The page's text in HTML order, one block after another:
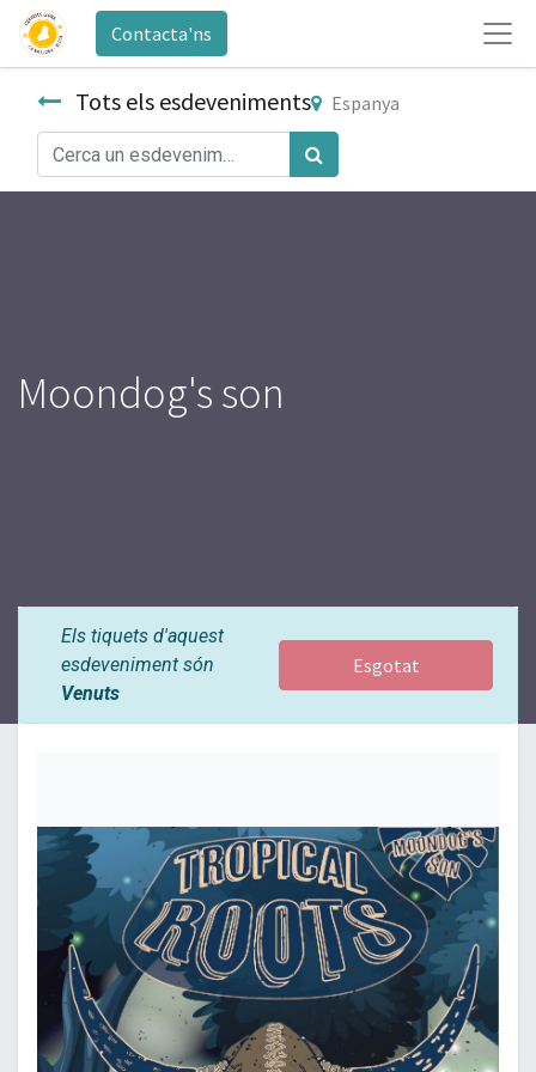
Contacta'ns
Tots els esdeveniments Espanya
Moondog's son
Els tiquets d'aquest
esdeveniment són
Venuts
Esgotat